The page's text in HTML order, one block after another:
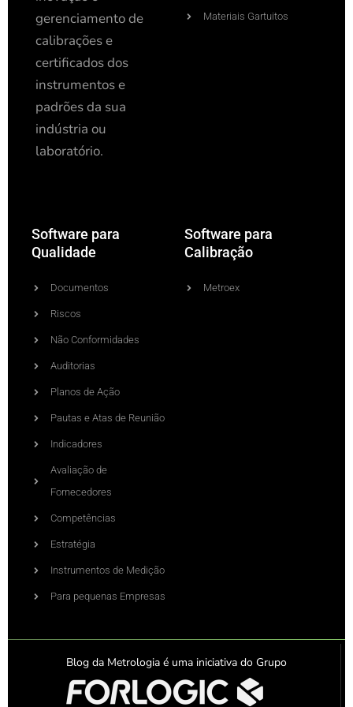
gerenciamento de
calibrações e
certificados dos
instrumentos e
padrões da sua
indústria ou
laboratório.
Materiais Gartuitos
Software para
Qualidade
Documentos
Riscos
Não Conformidades
Auditorias
Planos de Ação
Pautas e Atas de Reunião
Indicadores
Avaliação de
Fornecedores
Competências
Estratégia
Instrumentos de Medição
Para pequenas Empresas
Software para
Calibração
Metroex
Blog da Metrologia é uma iniciativa do Grupo